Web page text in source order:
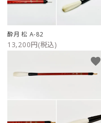
酔月 松 A-82
13,200円(税込)
favorite